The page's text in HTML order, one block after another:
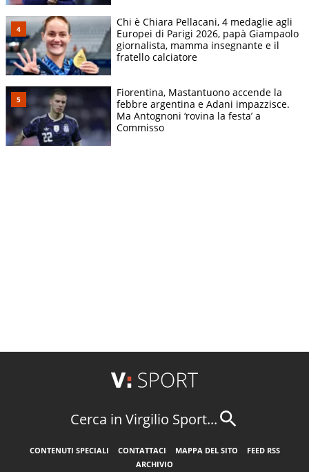
Chi è Chiara Pellacani, 4 medaglie agli
Europei di Parigi 2026, papà Giampaolo
giornalista, mamma insegnante e il
fratello calciatore
Fiorentina, Mastantuono accende la
febbre argentina e Adani impazzisce.
Ma Antognoni ‘rovina la festa’ a
Commisso
Cerca in Virgilio Sport...
CONTENUTI SPECIALI CONTATTACI MAPPA DEL SITO
FEED RSS
ARCHIVIO